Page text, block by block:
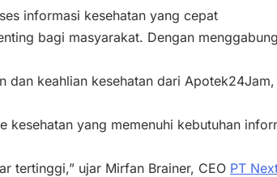
informasi kesehatan yang cepat
bagi masyarakat. Dengan
dan keahlian kesehatan dari
kesehatan yang memenuhi kebutuhan
tertinggi,” ujar Mirfan Brainer, CEO PT